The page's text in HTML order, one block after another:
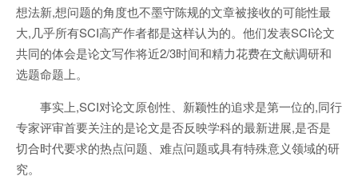
想法新,想问题的角度也不墨守陈规的文章被接收的可能性最
大,几乎所有SCI高产作者都是这样认为的。他们发表SCI论文
共同的体会是论文写作将近2/3时间和精力花费在文献调研和
选题命题上。
事实上,SCI对论文原创性、新颖性的追求是第一位的,同行
专家评审首要关注的是论文是否反映学科的最新进展,是否是
切合时代要求的热点问题、难点问题或具有特殊意义领域的研
究。